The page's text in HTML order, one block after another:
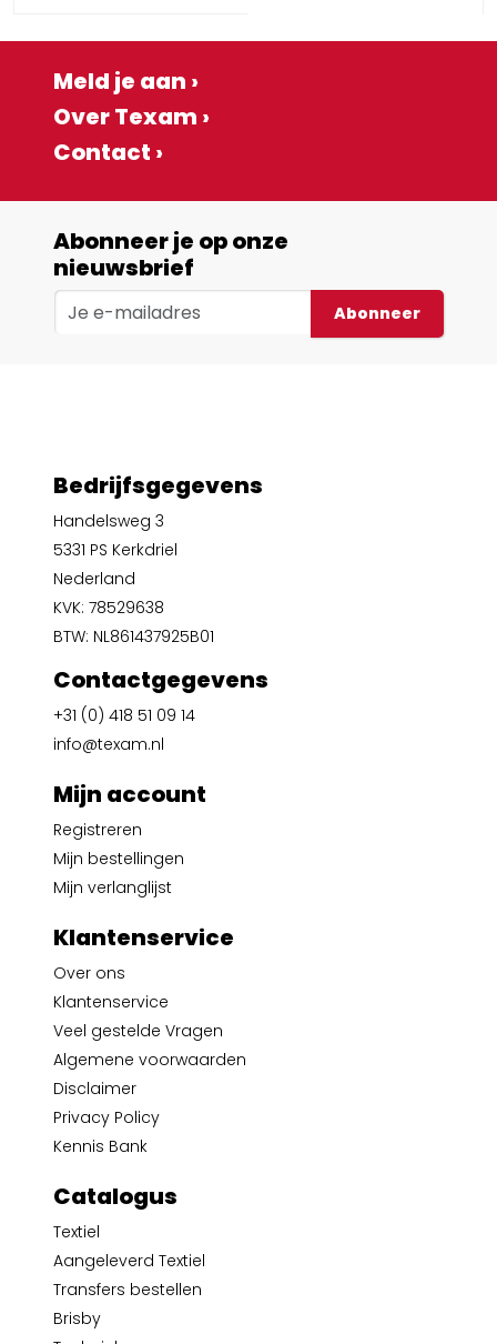
Meld je aan ›
Over Texam ›
Contact ›
Abonneer je op onze
nieuwsbrief
Abonneer
Bedrijfsgegevens
Handelsweg 3
5331 PS Kerkdriel
Nederland
KVK: 78529638
BTW: NL861437925B01
Contactgegevens
+31 (0) 418 51 09 14
info@texam.nl
Mijn account
Registreren
Mijn bestellingen
Mijn verlanglijst
Klantenservice
Over ons
Klantenservice
Veel gestelde Vragen
Algemene voorwaarden
Disclaimer
Privacy Policy
Kennis Bank
Catalogus
Textiel
Aangeleverd Textiel
Transfers bestellen
Brisby